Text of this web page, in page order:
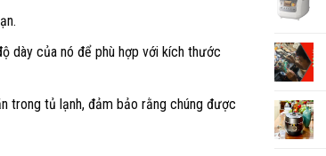
dày của nó để phù hợp với kích thước
trong tủ lạnh, đảm bảo rằng chúng được